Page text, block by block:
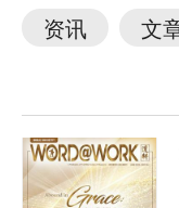
资讯 文